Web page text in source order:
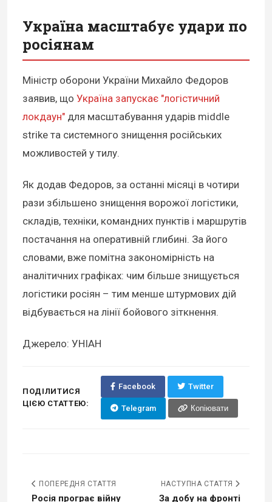
Україна масштабує удари по
росіянам
Міністр оборони України Михайло Федоров
заявив, що Україна запускає "логістичний
локдаун" для масштабування ударів middle
strike та системного знищення російських
можливостей у тилу.
Як додав Федоров, за останні місяці в чотири
рази збільшено знищення ворожої логістики,
складів, техніки, командних пунктів і маршрутів
постачання на оперативній глибині. За його
словами, вже помітна закономірність на
аналітичних графіках: чим більше знищується
логістики росіян – тим менше штурмових дій
відбувається на лінії бойового зіткнення.
Джерело: УНІАН
ПОДІЛИТИСЯ
ЦІЄЮ СТАТТЕЮ:
Facebook Twitter
Telegram Копіювати
ПОПЕРЕДНЯ СТАТТЯ
Росія програє війну
НАСТУПНА СТАТТЯ
За добу на фронті